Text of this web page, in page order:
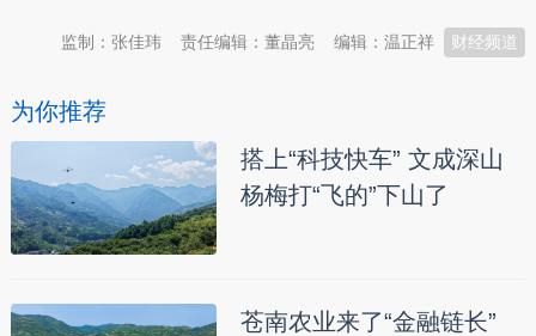
财经频道
编辑：温正祥
责任编辑：董晶亮
监制：张佳玮
为你推荐
搭上“科技快车” 文成深山
杨梅打“飞的”下山了
苍南农业来了“金融链长”